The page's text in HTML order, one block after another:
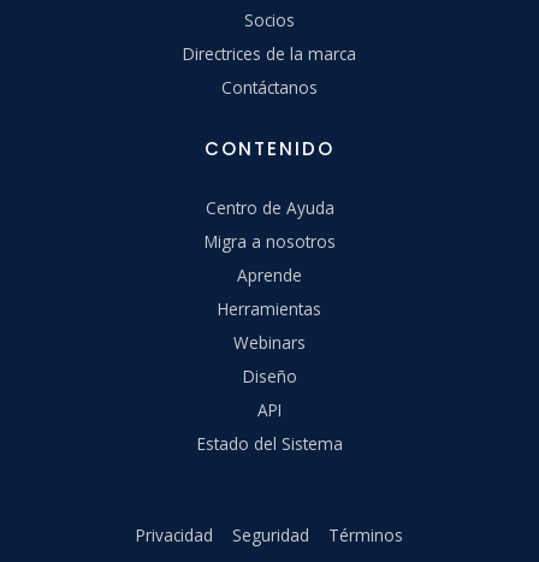
Socios
Directrices de la marca
Contáctanos
CONTENIDO
Centro de Ayuda
Migra a nosotros
Aprende
Herramientas
Webinars
Diseño
API
Estado del Sistema
Privacidad Seguridad Términos